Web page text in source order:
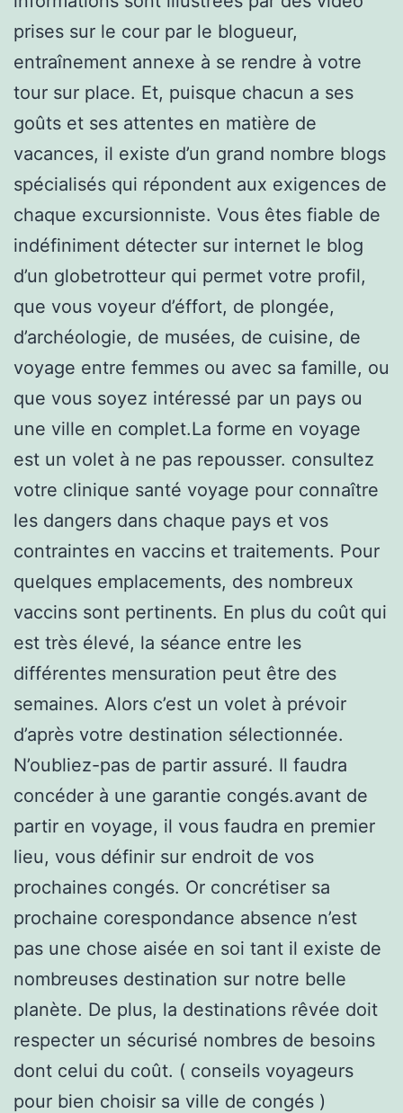
prises sur le cour par le blogueur,
entraînement annexe à se rendre à votre
tour sur place. Et, puisque chacun a ses
goûts et ses attentes en matière de
vacances, il existe d’un grand nombre blogs
spécialisés qui répondent aux exigences de
chaque excursionniste. Vous êtes fiable de
indéfiniment détecter sur internet le blog
d’un globetrotteur qui permet votre profil,
que vous voyeur d’éffort, de plongée,
d’archéologie, de musées, de cuisine, de
voyage entre femmes ou avec sa famille, ou
que vous soyez intéressé par un pays ou
une ville en complet.La forme en voyage
est un volet à ne pas repousser. consultez
votre clinique santé voyage pour connaître
les dangers dans chaque pays et vos
contraintes en vaccins et traitements. Pour
quelques emplacements, des nombreux
vaccins sont pertinents. En plus du coût qui
est très élevé, la séance entre les
différentes mensuration peut être des
semaines. Alors c’est un volet à prévoir
d’après votre destination sélectionnée.
N’oubliez-pas de partir assuré. Il faudra
concéder à une garantie congés.avant de
partir en voyage, il vous faudra en premier
lieu, vous définir sur endroit de vos
prochaines congés. Or concrétiser sa
prochaine corespondance absence n’est
pas une chose aisée en soi tant il existe de
nombreuses destination sur notre belle
planète. De plus, la destinations rêvée doit
respecter un sécurisé nombres de besoins
dont celui du coût. ( conseils voyageurs
pour bien choisir sa ville de congés )